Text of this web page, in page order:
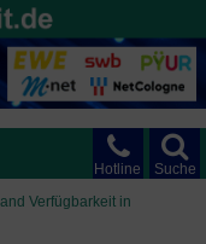
Suche
Hotline
Verfügbarkeit in